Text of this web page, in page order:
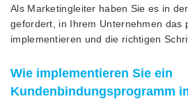
Als Marketingleiter haben Sie es in
gefordert, in Ihrem Unternehmen das
implementieren und die richtigen
Wie implementieren Sie ein
Kundenbindungsprogramm